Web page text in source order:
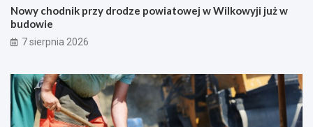
Nowy chodnik przy drodze powiatowej w Wilkowyji już w
budowie
7 sierpnia 2026